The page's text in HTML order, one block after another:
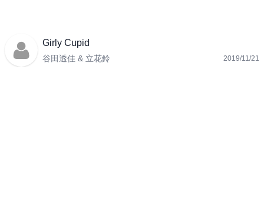
Girly Cupid
谷田透佳 & 立花鈴 2019/11/21